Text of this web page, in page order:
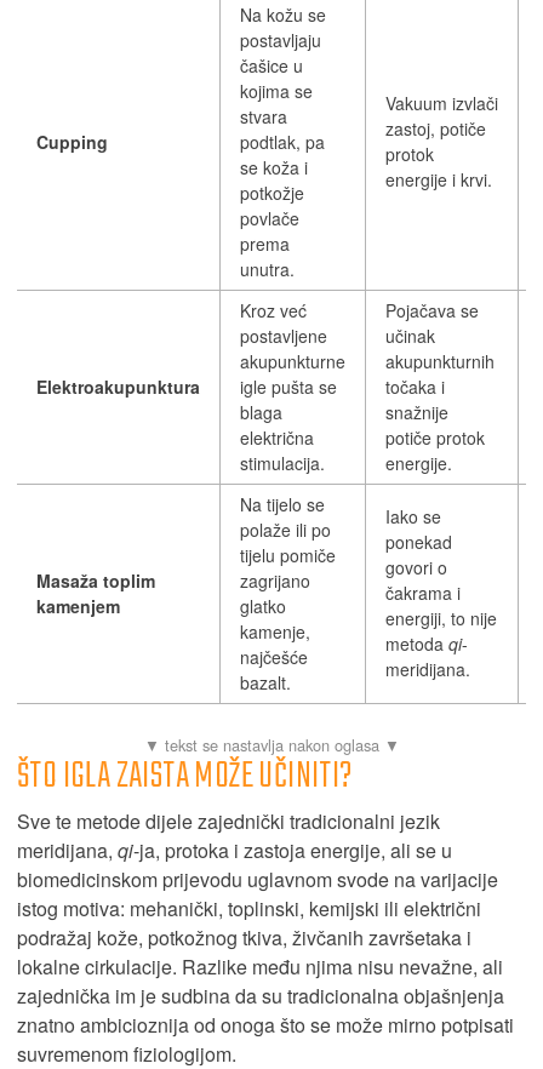
Cupping
Na kožu se
postavljaju
čašice u
kojima se
stvara
podtlak, pa
se koža i
potkožje
povlače
prema
unutra.
Vakuum izvlači
zastoj, potiče
protok
energije i krvi.
Elektroakupunktura
Kroz već
postavljene
akupunkturne
igle pušta se
blaga
električna
stimulacija.
Pojačava se
učinak
akupunkturnih
točaka i
snažnije
potiče protok
energije.
Masaža toplim
kamenjem
Na tijelo se
polaže ili po
tijelu pomiče
zagrijano
glatko
kamenje,
najčešće
bazalt.
Iako se
ponekad
govori o
čakrama i
energiji, to nije
metoda qi-
meridijana.
ŠTO IGLA ZAISTA MOŽE UČINITI?
Sve te metode dijele zajednički tradicionalni jezik
meridijana, qi-ja, protoka i zastoja energije, ali se u
biomedicinskom prijevodu uglavnom svode na varijacije
istog motiva: mehanički, toplinski, kemijski ili električni
podražaj kože, potkožnog tkiva, živčanih završetaka i
lokalne cirkulacije. Razlike među njima nisu nevažne, ali
zajednička im je sudbina da su tradicionalna objašnjenja
znatno ambicioznija od onoga što se može mirno potpisati
suvremenom fiziologijom.